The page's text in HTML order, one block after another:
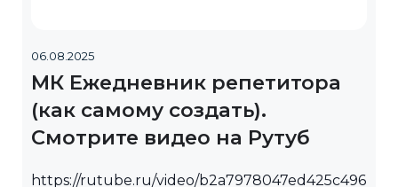
06.08.2025
МК Ежедневник репетитора
(как самому создать).
Смотрите видео на Рутуб
https://rutube.ru/video/b2a7978047ed425c496